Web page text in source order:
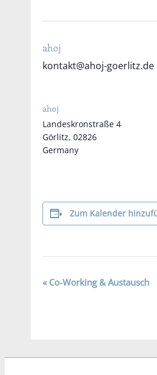
ahoj
kontakt@ahoj-goerlitz.de
ahoj
Landeskronstraße 4
Görlitz, 02826
Germany
Zum Kalender
Veranstaltung-
«Co-Working & Austausch